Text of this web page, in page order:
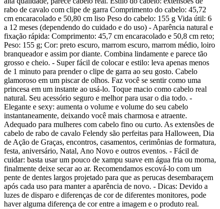
rabo de cavalo com clipe de garra Comprimento do cabelo: 45,72
cm encaracolado e 50,80 cm liso Peso do cabelo: 155 g Vida útil: 6
a 12 meses (dependendo do cuidado e do uso) - Aparência natural e
fixação rápida: Comprimento: 45,7 cm encaracolado e 50,8 cm reto;
Peso: 155 g; Cor: preto escuro, marrom escuro, marrom médio, loiro
branqueador e assim por diante. Combina lindamente e parece tão
grosso e cheio. - Super fácil de colocar e estilo: leva apenas menos
de 1 minuto para prender o clipe de garra ao seu gosto. Cabelo
glamoroso em um piscar de olhos. Faz você se sentir como uma
princesa em um instante ao usá-lo. Toque macio como cabelo real
natural. Seu acessório seguro e melhor para usar o dia todo. -
Elegante e sexy: aumenta o volume e volume do seu cabelo
instantaneamente, deixando você mais charmosa e atraente.
Adequado para mulheres com cabelo fino ou curto. As extensões de
cabelo de rabo de cavalo Felendy são perfeitas para Halloween, Dia
de Ação de Graças, encontros, casamentos, cerimônias de formatura,
festa, aniversário, Natal, Ano Novo e outros eventos. - Fácil de
cuidar: basta usar um pouco de xampu suave em água fria ou morna,
finalmente deixe secar ao ar. Recomendamos escová-lo com um
pente de dentes largos projetado para que as perucas desembaraçem
após cada uso para manter a aparência de novo. - Dicas: Devido a
luzes de disparo e diferenças de cor de diferentes monitores, pode
haver alguma diferença de cor entre a imagem e o produto real.